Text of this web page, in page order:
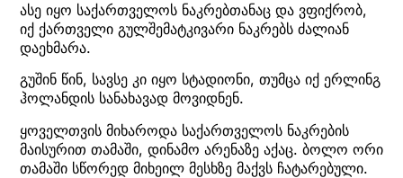
ასე იყო საქართველოს ნაკრებთანაც და ვფიქრობ,
იქ ქართველი გულშემატკივარი ნაკრებს ძალიან
დაეხმარა.
გუშინ წინ, სავსე კი იყო სტადიონი, თუმცა იქ ერლინგ
ჰოლანდის სანახავად მოვიდნენ.
ყოველთვის მიხაროდა საქართველოს ნაკრების
მაისურით თამაში, დინამო არენაზე აქაც. ბოლო ორი
თამაში სწორედ მიხეილ მესხზე მაქვს ჩატარებული.